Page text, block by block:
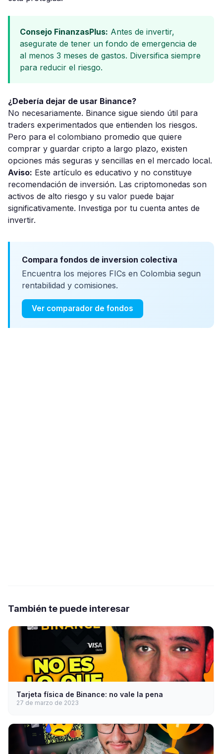
Consejo FinanzasPlus: Antes de invertir,
asegurate de tener un fondo de emergencia de
al menos 3 meses de gastos. Diversifica siempre
para reducir el riesgo.
¿Debería dejar de usar Binance?
No necesariamente. Binance sigue siendo útil para
traders experimentados que entienden los riesgos.
Pero para el colombiano promedio que quiere
comprar y guardar cripto a largo plazo, existen
opciones más seguras y sencillas en el mercado local.
Aviso: Este artículo es educativo y no constituye
recomendación de inversión. Las criptomonedas son
activos de alto riesgo y su valor puede bajar
significativamente. Investiga por tu cuenta antes de
invertir.
Compara fondos de inversion colectiva
Encuentra los mejores FICs en Colombia segun
rentabilidad y comisiones.
Ver comparador de fondos
También te puede interesar
Tarjeta física de Binance: no vale la pena
27 de marzo de 2023